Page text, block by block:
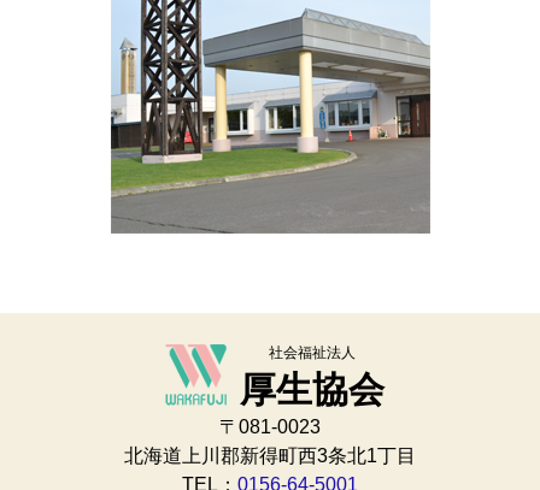
社会福祉法人
厚生協会
〒081-0023
北海道上川郡新得町西3条北1丁目
TEL： 0156-64-5001